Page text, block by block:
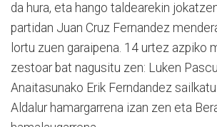
da hura, eta hango taldearekin
partidan Juan Cruz Fernandez
lortu zuen garaipena. 14 urtez azpiko
zestoar bat nagusitu zen: Luken
Anaitasunako Erik Ferndandez
Aldalur hamargarrena izan zen eta